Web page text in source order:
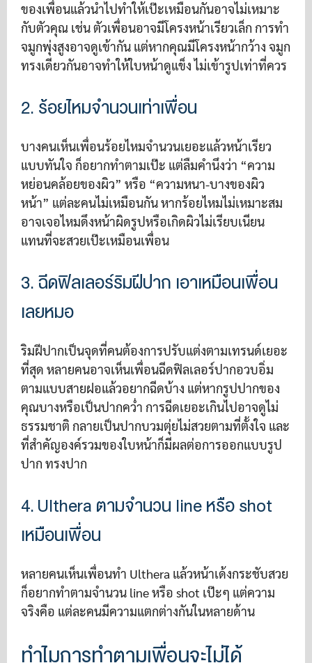
ของเพื่อนแล้วนำไปทำให้เป๊ะเหมือนกันอาจไม่เหมาะ
กับตัวคุณ เช่น ตัวเพื่อนอาจมีโครงหน้าเรียวเล็ก การทำ
จมูกพุ่งสูงอาจดูเข้ากัน แต่หากคุณมีโครงหน้ากว้าง จมูก
ทรงเดียวกันอาจทำให้ใบหน้าดูแข็ง ไม่เข้ารูปเท่าที่ควร
2. ร้อยไหมจำนวนเท่าเพื่อน
บางคนเห็นเพื่อนร้อยไหมจำนวนเยอะแล้วหน้าเรียว
แบบทันใจ ก็อยากทำตามเป๊ะ แต่ลืมคำนึงว่า “ความ
หย่อนคล้อยของผิว” หรือ “ความหนา-บางของผิว
หน้า” แต่ละคนไม่เหมือนกัน หากร้อยไหมไม่เหมาะสม
อาจเจอไหมดึงหน้าผิดรูปหรือเกิดผิวไม่เรียบเนียน
แทนที่จะสวยเป๊ะเหมือนเพื่อน
3. ฉีดฟิลเลอร์ริมฝีปาก เอาเหมือนเพื่อน
เลยหมอ
ริมฝีปากเป็นจุดที่คนต้องการปรับแต่งตามเทรนด์เยอะ
ที่สุด หลายคนอาจเห็นเพื่อนฉีดฟิลเลอร์ปากอวบอิ่ม
ตามแบบสายฝอแล้วอยากฉีดบ้าง แต่หากรูปปากของ
คุณบางหรือเป็นปากคว่ำ การฉีดเยอะเกินไปอาจดูไม่
ธรรมชาติ กลายเป็นปากบวมตุ่ยไม่สวยตามที่ตั้งใจ และ
ที่สำคัญองค์รวมของใบหน้าก็มีผลต่อการออกแบบรูป
ปาก ทรงปาก
4. Ulthera ตามจำนวน line หรือ shot
เหมือนเพื่อน
หลายคนเห็นเพื่อนทำ Ulthera แล้วหน้าเด้งกระชับสวย
ก็อยากทำตามจำนวน line หรือ shot เป๊ะๆ แต่ความ
จริงคือ แต่ละคนมีความแตกต่างกันในหลายด้าน
ทำไมการทำตามเพื่อนจะไม่ได้